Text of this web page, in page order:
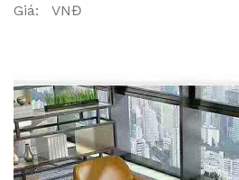
Giá: VNĐ